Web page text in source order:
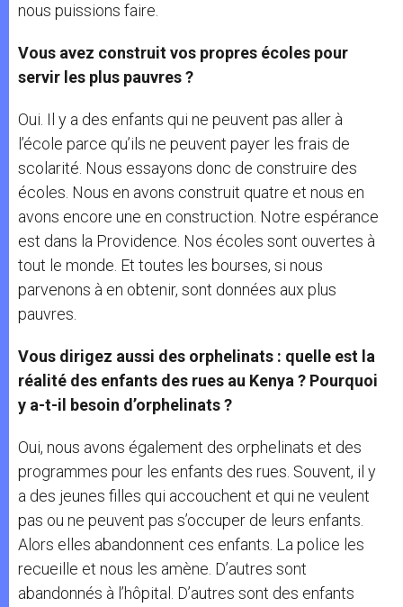
nous puissions faire.
Vous avez construit vos propres écoles pour
servir les plus pauvres ?
Oui. Il y a des enfants qui ne peuvent pas aller à
l’école parce qu’ils ne peuvent payer les frais de
scolarité. Nous essayons donc de construire des
écoles. Nous en avons construit quatre et nous en
avons encore une en construction. Notre espérance
est dans la Providence. Nos écoles sont ouvertes à
tout le monde. Et toutes les bourses, si nous
parvenons à en obtenir, sont données aux plus
pauvres.
Vous dirigez aussi des orphelinats : quelle est la
réalité des enfants des rues au Kenya ? Pourquoi
y a-t-il besoin d’orphelinats ?
Oui, nous avons également des orphelinats et des
programmes pour les enfants des rues. Souvent, il y
a des jeunes filles qui accouchent et qui ne veulent
pas ou ne peuvent pas s’occuper de leurs enfants.
Alors elles abandonnent ces enfants. La police les
recueille et nous les amène. D’autres sont
abandonnés à l’hôpital. D’autres sont des enfants